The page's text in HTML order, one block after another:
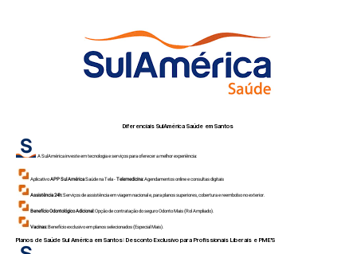
Diferenciais SulAmérica Saúde emSantos
A SulAmérica investe em tecnologia e serviços para oferecer a melhor experiência:
AplicativoAPP Sul AméricaSaúde na Tela -Telemedicina:Agendamentos online e consultas digitais
Assistência 24h:Serviços de assistência em viagem nacional e, para planos superiores, cobertura e reembolso no exterior.
Benefício Odontológico Adicional:Opção de contratação do seguro Odonto Mais (Rol Ampliado).
Vacinas:Benefício exclusivo em planos selecionados (Especial Mais).
Planos de Saúde Sul América emSantos: Desconto Exclusivo para Profissionais Liberais e PME'S